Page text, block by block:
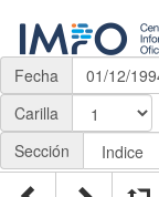
Fecha
Carilla
Sección